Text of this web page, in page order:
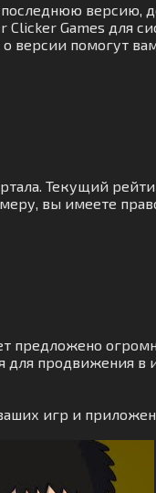
версию,
Clicker Games для
версии помогут
Текущий
вы имеете
предложено
для продвижения
игр и